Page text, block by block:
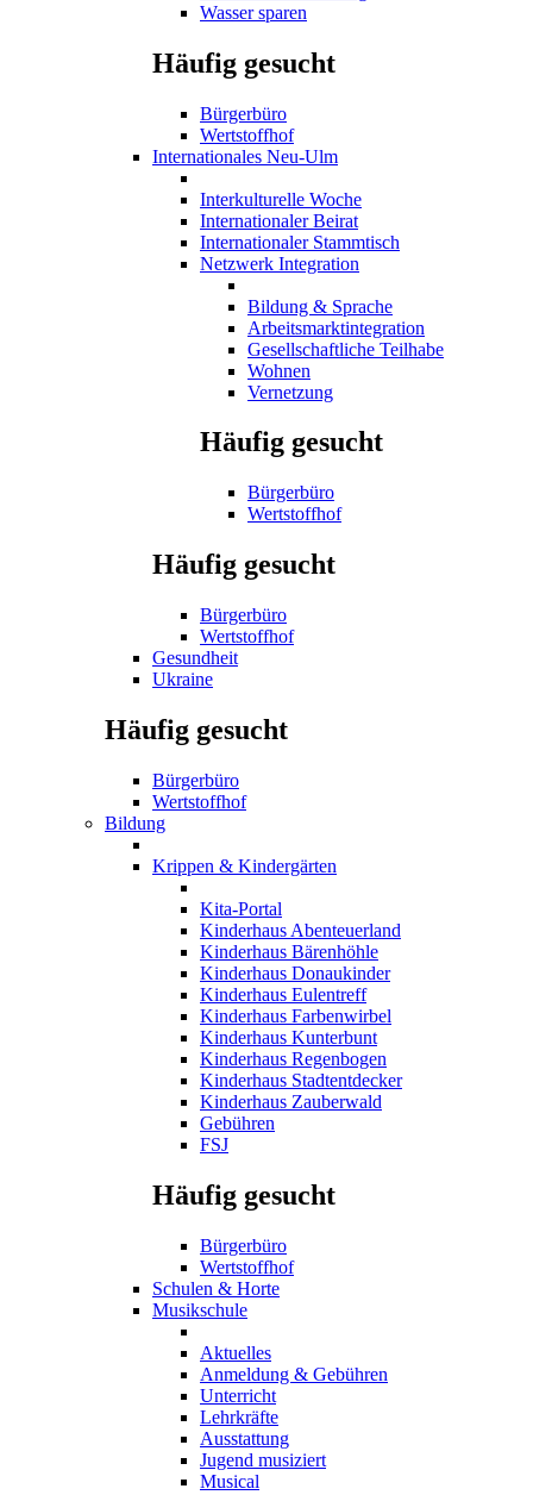
Wasser sparen
Häufig gesucht
Bürgerbüro
Wertstoffhof
Internationales Neu-Ulm
Interkulturelle Woche
Internationaler Beirat
Internationaler Stammtisch
Netzwerk Integration
Bildung & Sprache
Arbeitsmarktintegration
Gesellschaftliche Teilhabe
Wohnen
Vernetzung
Häufig gesucht
Bürgerbüro
Wertstoffhof
Häufig gesucht
Bürgerbüro
Wertstoffhof
Gesundheit
Ukraine
Häufig gesucht
Bürgerbüro
Wertstoffhof
Bildung
Krippen & Kindergärten
Kita-Portal
Kinderhaus Abenteuerland
Kinderhaus Bärenhöhle
Kinderhaus Donaukinder
Kinderhaus Eulentreff
Kinderhaus Farbenwirbel
Kinderhaus Kunterbunt
Kinderhaus Regenbogen
Kinderhaus Stadtentdecker
Kinderhaus Zauberwald
Gebühren
FSJ
Häufig gesucht
Bürgerbüro
Wertstoffhof
Schulen & Horte
Musikschule
Aktuelles
Anmeldung & Gebühren
Unterricht
Lehrkräfte
Ausstattung
Jugend musiziert
Musical